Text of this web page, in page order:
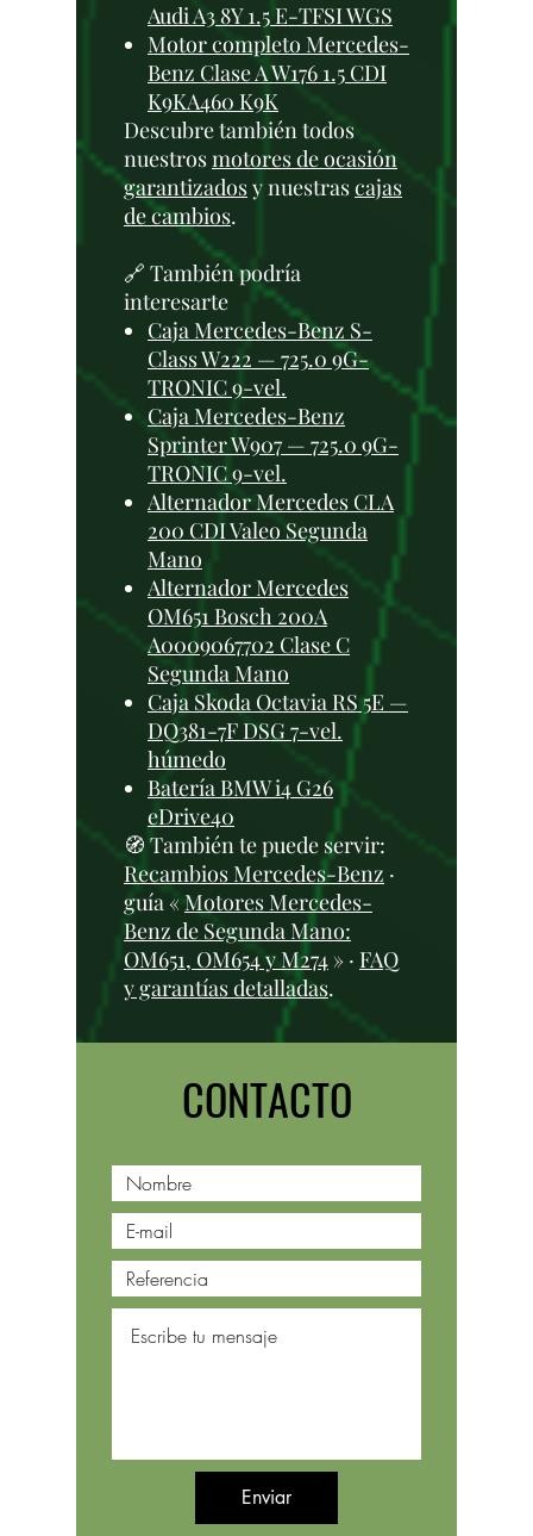
Audi A3 8Y 1.5 E-TFSI WGS
Motor completo Mercedes-
Benz Clase A W176 1.5 CDI
K9KA460 K9K
Descubre también todos
nuestrosmotores de ocasión
garantizadosy nuestrascajas
de cambios.
🔗 También podría
interesarte
Caja Mercedes-Benz S-
Class W222 — 725.0 9G-
TRONIC 9-vel.
Caja Mercedes-Benz
Sprinter W907 — 725.0 9G-
TRONIC 9-vel.
Alternador Mercedes CLA
200 CDI Valeo Segunda
Mano
Alternador Mercedes
OM651 Bosch 200A
A0009067702 Clase C
Segunda Mano
Caja Skoda Octavia RS 5E —
DQ381-7F DSG 7-vel.
húmedo
Batería BMW i4 G26
eDrive40
🧭 También te puede servir:
Recambios Mercedes-Benz ·
guía «Motores Mercedes-
Benz de Segunda Mano:
OM651, OM654 y M274 » · FAQ
y garantías detalladas.
CONTACTO
Enviar